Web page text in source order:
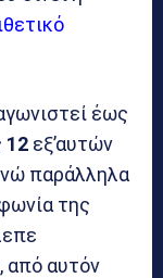
έως
12 εξ’αυτών
παράλληλα
της
από αυτόν